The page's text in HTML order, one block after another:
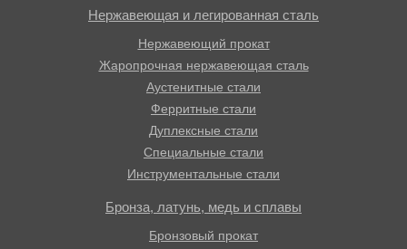
Нержавеющая и легированная сталь
Нержавеющий прокат
Жаропрочная нержавеющая сталь
Аустенитные стали
Ферритные стали
Дуплексные стали
Специальные стали
Инструментальные стали
Бронза, латунь, медь и сплавы
Бронзовый прокат